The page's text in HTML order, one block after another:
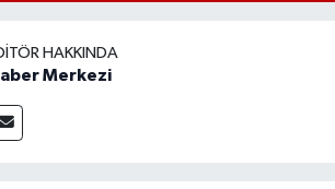
HAKKINDA
Merkezi